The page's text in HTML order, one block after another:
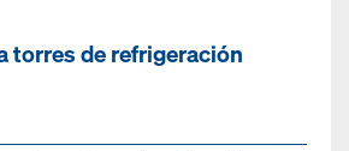
torres de refrigeración